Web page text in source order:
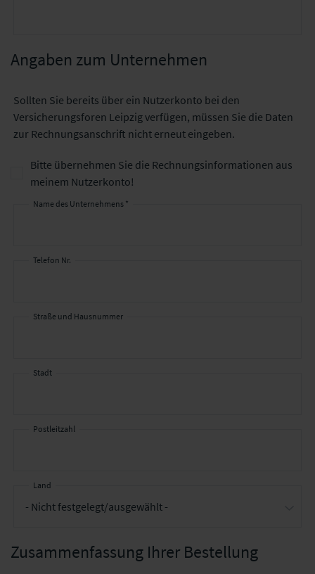
Angaben zum Unternehmen
Sollten Sie bereits über ein Nutzerkonto bei den
Versicherungsforen Leipzig verfügen, müssen Sie die Daten
zur Rechnungsanschrift nicht erneut eingeben.
Bitte übernehmen Sie die Rechnungsinformationen aus
meinem Nutzerkonto!
Name des Unternehmens *
Telefon Nr.
Straße und Hausnummer
Stadt
Postleitzahl
Land
Zusammenfassung Ihrer Bestellung